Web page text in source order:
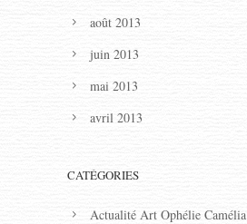
août 2013
juin 2013
mai 2013
avril 2013
CATÉGORIES
Actualité Art Ophélie Camélia